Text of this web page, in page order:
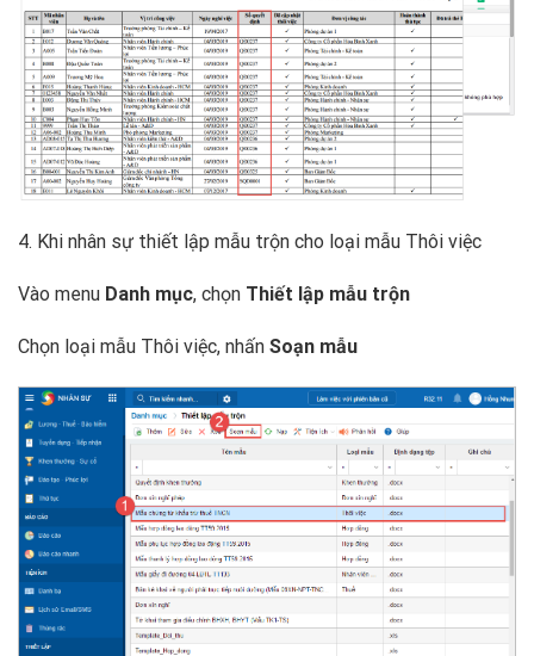
4. Khi nhân sự thiết lập mẫu trộn cho loại mẫu Thôi việc
Vào menu Danh mục, chọn Thiết lập mẫu trộn
Chọn loại mẫu Thôi việc, nhấn Soạn mẫu